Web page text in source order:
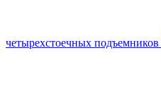
четырехстоечных подъемников